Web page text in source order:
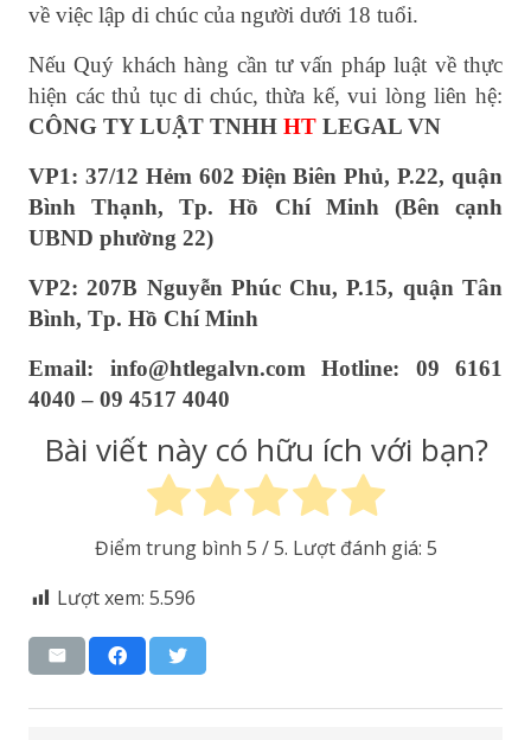
về việc lập di chúc của người dưới 18 tuổi.
Nếu Quý khách hàng cần tư vấn pháp luật về thực
hiện các thủ tục di chúc, thừa kế, vui lòng liên hệ:
CÔNG TY LUẬT TNHH HT LEGAL VN
VP1: 37/12 Hẻm 602 Điện Biên Phủ, P.22, quận
Bình Thạnh, Tp. Hồ Chí Minh (Bên cạnh
UBND phường 22)
VP2: 207B Nguyễn Phúc Chu, P.15, quận Tân
Bình, Tp. Hồ Chí Minh
Email: info@htlegalvn.com Hotline: 09 6161
4040 – 09 4517 4040
Bài viết này có hữu ích với bạn?
Điểm trung bình 5 / 5. Lượt đánh giá: 5
Lượt xem: 5.596